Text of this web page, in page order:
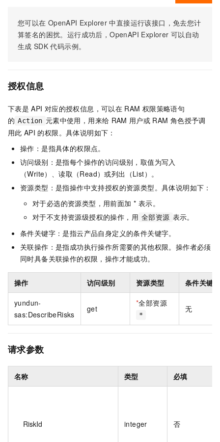
您可以在 OpenAPI Explorer 中直接运行该接口，免去您计
算签名的困扰。运行成功后，OpenAPI Explorer 可以自动
生成 SDK 代码示例。
授权信息
下表是 API 对应的授权信息，可以在 RAM 权限策略语句
的 Action 元素中使用，用来给 RAM 用户或 RAM 角色授予调
用此 API 的权限。具体说明如下：
操作：是指具体的权限点。
访问级别：是指每个操作的访问级别，取值为写入
（Write）、读取（Read）或列出（List）。
资源类型：是指操作中支持授权的资源类型。具体说明如下：
对于必选的资源类型，用前面加 * 表示。
对于不支持资源级授权的操作，用 全部资源 表示。
条件关键字：是指云产品自身定义的条件关键字。
关联操作：是指成功执行操作所需要的其他权限。操作者必须
同时具备关联操作的权限，操作才能成功。
操作 访问级别 资源类型 条件关键字
yundun-
sas:DescribeRisks
get
*全部资源
*
无
请求参数
名称 类型 必填
RiskId integer 否